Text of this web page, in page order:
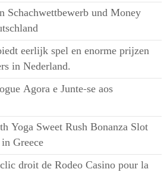
Schachwettbewerb und Money
eerlijk spel en enorme prijzen
in Nederland.
Agora e Junte-se aos
Yoga Sweet Rush Bonanza Slot
Greece
droit de Rodeo Casino pour la